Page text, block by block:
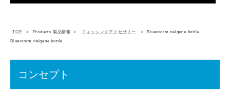
TOP Products 製品情報 フィッシングアクセサリー
Bluestorm nalgene bottle
Bluestorm nalgene bottle
コンセプト